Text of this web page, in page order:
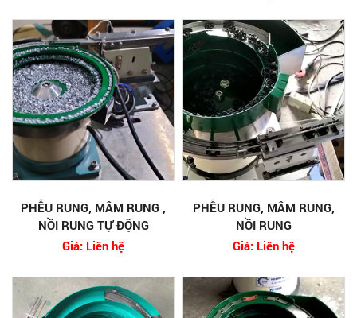
PHỄU RUNG, MÂM RUNG ,
NỒI RUNG TỰ ĐỘNG
Giá: Liên hệ
PHỄU RUNG, MÂM RUNG,
NỒI RUNG
Giá: Liên hệ